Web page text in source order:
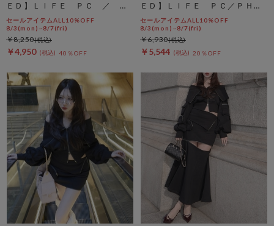
ＥＤ】ＬＩＦＥ ＰＣ ／ Ｂ
ＩＧ ＴＥＥ
セールアイテムALL10%OFF
8/3(mon)~8/7(fri)
￥4,950 40％OFF
￥8,250
ＥＤ】ＬＩＦＥ ＰＣ／ＰＨＯ
ＴＥ ＴＥＥ
セールアイテムALL10%OFF
8/3(mon)~8/7(fri)
￥5,544 20％OFF
￥6,930